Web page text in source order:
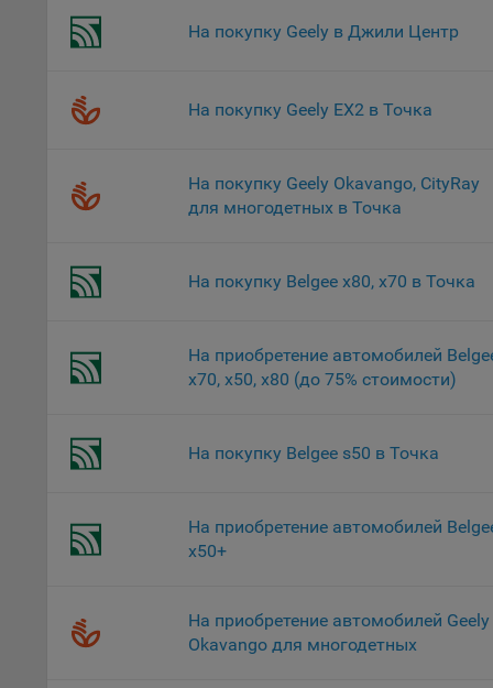
5.1.
5.3.
5.4.
На покупку Geely в Джили Центр
На покупку Geely EX2 в Точка
На покупку Geely Okavango, CityRay
для многодетных в Точка
На покупку Belgee x80, х70 в Точка
На приобретение автомобилей
x70, x50, х80 (до 75% стоимости)
На покупку Belgee s50 в Точка
На приобретение автомобилей
х50+
На приобретение автомобилей Geely
Okavango для многодетных